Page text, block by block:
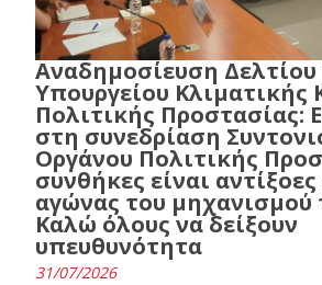
Αναδημοσίευση
Υπουργείου Κλιματικής
Πολιτικής Προστασίας:
στη συνεδρίαση
Οργάνου Πολιτικής
συνθήκες είναι
αγώνας του μηχανισμού
Καλώ όλους να δείξουν
υπευθυνότητα
31/07/2026